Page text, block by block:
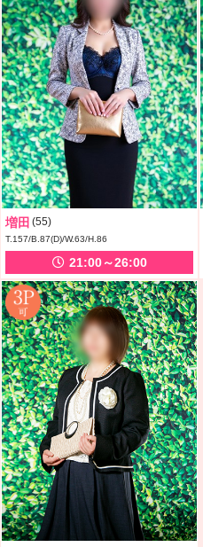
増田 (55)
T.157/B.87(D)/W.63/H.86
21:00～26:00